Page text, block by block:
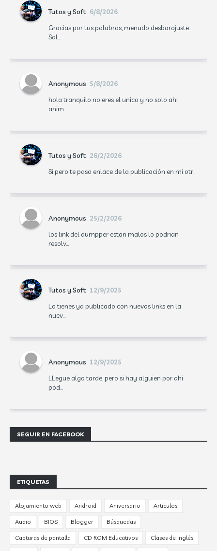
Tutos y Soft 6/8/2026
Gracias por tus palabras, menudo desbarajuste.
Sal...
Anonymous 5/8/2026
hola tranquilo no eres el unico y no solo ahi
anim...
Tutos y Soft 26/2/2026
Si pero te paso enlace de la publicación en mi otr...
Anonymous 25/2/2026
los link del dumpper estan malos lo podrian
resolv...
Tutos y Soft 12/9/2025
Lo tienes ya publicado con nuevos links en la
nuev...
Anonymous 12/9/2025
LLegue algo tarde, pero si hay alguien por ahi
pod...
SEGUIR EN FACEBOOK
ETIQUETAS
Alojamiento web Android Aniversario Artículos
Audio BIOS Blogger Búsquedas
Capturas de pantalla CD ROM Educativos Clases de inglés